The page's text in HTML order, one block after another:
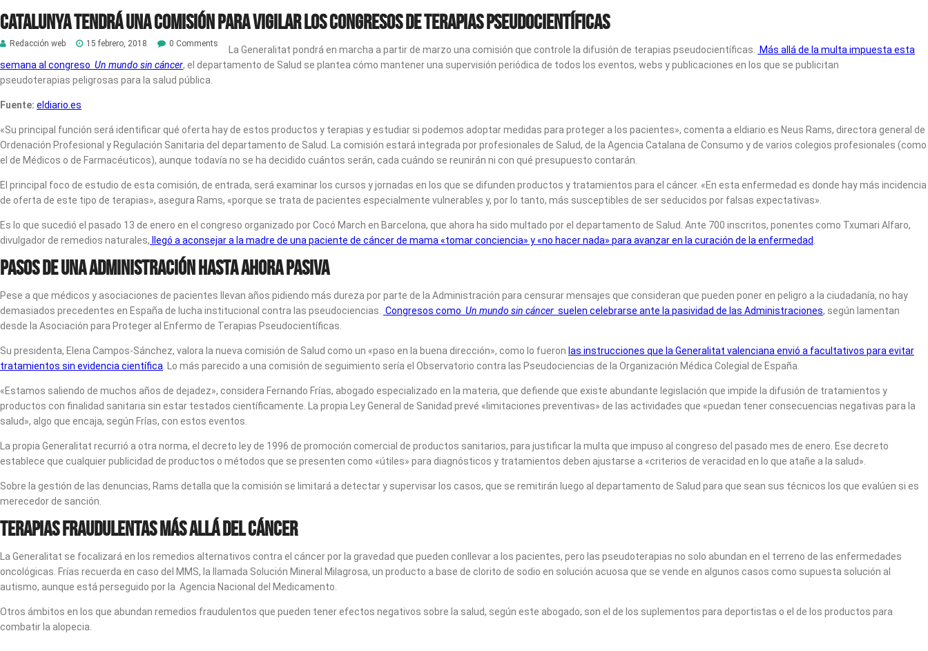
Catalunya tendrá una comisión para vigilar los congresos de terapias pseudocientíficas
Redacción web 15 febrero, 2018 0 Comments
La Generalitat pondrá en marcha a partir de marzo una comisión que controle la difusión de terapias pseudocientíficas.
Más allá de la multa impuesta esta
semana al congreso Un mundo sin cáncer, el departamento de Salud se plantea cómo mantener una supervisión periódica de todos los eventos, webs y publicaciones en los que se publicitan
pseudoterapias peligrosas para la salud pública.
Fuente: eldiario.es
«Su principal función será identificar qué oferta hay de estos productos y terapias y estudiar si podemos adoptar medidas para proteger a los pacientes», comenta a eldiario.es Neus Rams, directora general de
Ordenación Profesional y Regulación Sanitaria del departamento de Salud. La comisión estará integrada por profesionales de Salud, de la Agencia Catalana de Consumo y de varios colegios profesionales (como
el de Médicos o de Farmacéuticos), aunque todavía no se ha decidido cuántos serán, cada cuándo se reunirán ni con qué presupuesto contarán.
El principal foco de estudio de esta comisión, de entrada, será examinar los cursos y jornadas en los que se difunden productos y tratamientos para el cáncer. «En esta enfermedad es donde hay más incidencia
de oferta de este tipo de terapias», asegura Rams, «porque se trata de pacientes especialmente vulnerables y, por lo tanto, más susceptibles de ser seducidos por falsas expectativas».
Es lo que sucedió el pasado 13 de enero en el congreso organizado por Cocó March en Barcelona, que ahora ha sido multado por el departamento de Salud. Ante 700 inscritos, ponentes como Txumari Alfaro,
divulgador de remedios naturales, llegó a aconsejar a la madre de una paciente de cáncer de mama «tomar conciencia» y «no hacer nada» para avanzar en la curación de la enfermedad
Pasos de una Administración hasta ahora pasiva
Pese a que médicos y asociaciones de pacientes llevan años pidiendo más dureza por parte de la Administración para censurar mensajes que consideran que pueden poner en peligro a la ciudadanía, no hay
demasiados precedentes en España de lucha institucional contra las pseudociencias.
Congresos como Un mundo sin cáncer suelen celebrarse ante la pasividad de las Administraciones, según lamentan
desde la Asociación para Proteger al Enfermo de Terapias Pseudocientíficas.
Su presidenta, Elena Campos-Sánchez, valora la nueva comisión de Salud como un «paso en la buena dirección», como lo fueron las instrucciones que la Generalitat valenciana envió a facultativos para evitar
tratamientos sin evidencia científica . Lo más parecido a una comisión de seguimiento sería el Observatorio contra las Pseudociencias de la Organización Médica Colegial de España.
«Estamos saliendo de muchos años de dejadez», considera Fernando Frías, abogado especializado en la materia, que defiende que existe abundante legislación que impide la difusión de tratamientos y
productos con finalidad sanitaria sin estar testados científicamente. La propia Ley General de Sanidad prevé «limitaciones preventivas» de las actividades que «puedan tener consecuencias negativas para la
salud», algo que encaja, según Frías, con estos eventos.
La propia Generalitat recurrió a otra norma, el decreto ley de 1996 de promoción comercial de productos sanitarios, para justificar la multa que impuso al congreso del pasado mes de enero. Ese decreto
establece que cualquier publicidad de productos o métodos que se presenten como «útiles» para diagnósticos y tratamientos deben ajustarse a «criterios de veracidad en lo que atañe a la salud».
Sobre la gestión de las denuncias, Rams detalla que la comisión se limitará a detectar y supervisar los casos, que se remitirán luego al departamento de Salud para que sean sus técnicos los que evalúen si es
merecedor de sanción.
Terapias fraudulentas más allá del cáncer
La Generalitat se focalizará en los remedios alternativos contra el cáncer por la gravedad que pueden conllevar a los pacientes, pero las pseudoterapias no solo abundan en el terreno de las enfermedades
oncológicas. Frías recuerda en caso del MMS, la llamada Solución Mineral Milagrosa, un producto a base de clorito de sodio en solución acuosa que se vende en algunos casos como supuesta solución al
autismo, aunque está perseguido por la Agencia Nacional del Medicamento.
Otros ámbitos en los que abundan remedios fraudulentos que pueden tener efectos negativos sobre la salud, según este abogado, son el de los suplementos para deportistas o el de los productos para
combatir la alopecia.